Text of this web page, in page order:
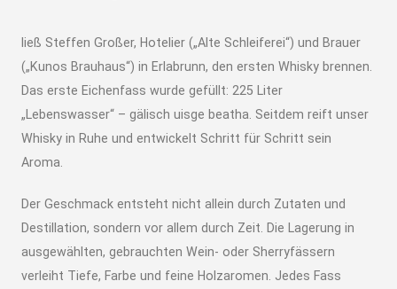
ließ Steffen Großer, Hotelier („Alte Schleiferei“) und Brauer
(„Kunos Brauhaus“) in Erlabrunn, den ersten Whisky brennen.
Das erste Eichenfass wurde gefüllt: 225 Liter
„Lebenswasser“ – gälisch uisge beatha. Seitdem reift unser
Whisky in Ruhe und entwickelt Schritt für Schritt sein
Aroma.
Der Geschmack entsteht nicht allein durch Zutaten und
Destillation, sondern vor allem durch Zeit. Die Lagerung in
ausgewählten, gebrauchten Wein- oder Sherryfässern
verleiht Tiefe, Farbe und feine Holzaromen. Jedes Fass